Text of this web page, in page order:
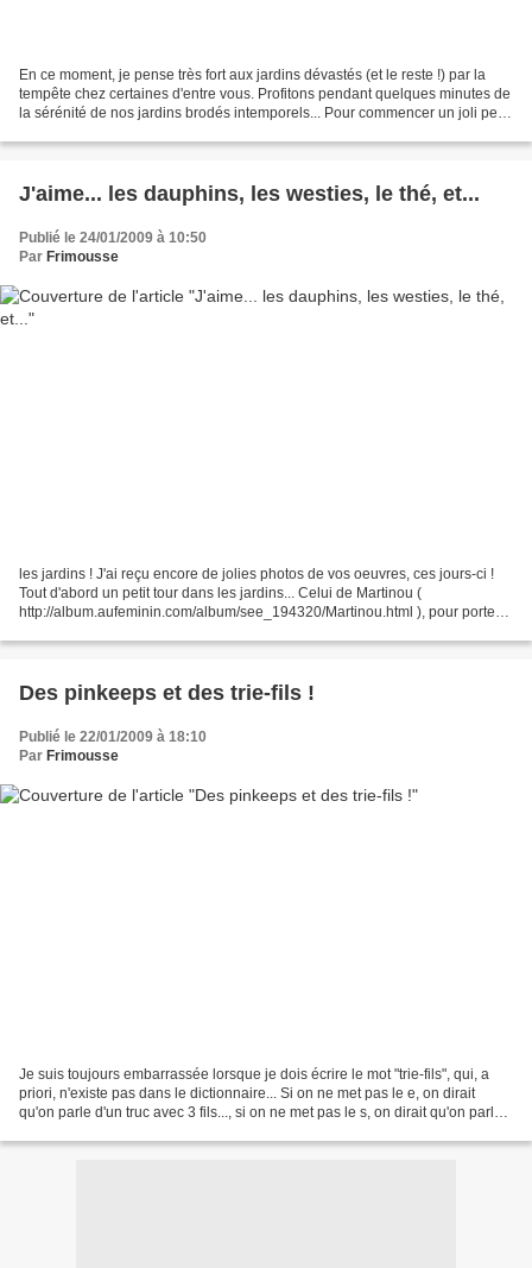
En ce moment, je pense très fort aux jardins dévastés (et le reste !) par la
tempête chez certaines d'entre vous. Profitons pendant quelques minutes de
la sérénité de nos jardins brodés intemporels... Pour commencer un joli petit
J'aime... les dauphins, les westies, le thé, et...
Publié le 24/01/2009 à 10:50
Par Frimousse
les jardins ! J'ai reçu encore de jolies photos de vos oeuvres, ces jours-ci !
Tout d'abord un petit tour dans les jardins... Celui de Martinou (
http://album.aufeminin.com/album/see_194320/Martinou.html ), pour porter
Des pinkeeps et des trie-fils !
Publié le 22/01/2009 à 18:10
Par Frimousse
Je suis toujours embarrassée lorsque je dois écrire le mot "trie-fils", qui, a
priori, n'existe pas dans le dictionnaire... Si on ne met pas le e, on dirait
qu'on parle d'un truc avec 3 fils..., si on ne met pas le s, on dirait qu'on parle